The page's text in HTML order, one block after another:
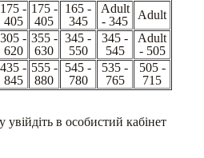
175 -
405
175 -
405
165 -
345
Adult
- 345
Adult
305 -
620
355 -
630
345 -
550
345 -
545
Adult
- 505
435 -
845
555 -
880
545 -
780
535 -
765
505 -
715
в особистий кабінет